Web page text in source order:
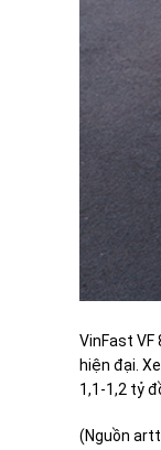
VinFast
hiện đại.
1,1-1,2 tỷ
(Nguồn